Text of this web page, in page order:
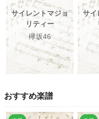
サイレントマジョ
リティー
欅坂46
サイ
おすすめ楽譜